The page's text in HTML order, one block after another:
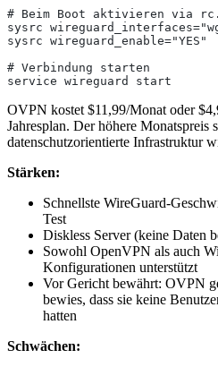
# Beim Boot aktivieren via
sysrc
sysrc wireguard_enable="YES"
# Verbindung starten
service wireguard start
OVPN kostet $11,99/Monat oder
Jahresplan. Der höhere Monatspreis
datenschutzorientierte Infrastruktur
Stärken:
Schnellste WireGuard-
Test
Diskless Server (keine Daten
Sowohl OpenVPN als auch
Konfigurationen unterstützt
Vor Gericht bewährt: OVPN
bewies, dass sie keine
hatten
Schwächen: